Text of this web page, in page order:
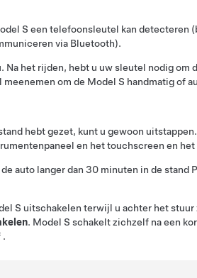
S een telefoonsleutel kan detecteren
via Bluetooth).
het rijden, hebt u uw sleutel nodig om
om de Model S handmatig of
hebt gezet, kunt u gewoon uitstappen.
en het touchscreen en het
auto langer dan 30 minuten in de stand
S uitschakelen terwijl u achter het stuur
. Model S schakelt zichzelf na een
.